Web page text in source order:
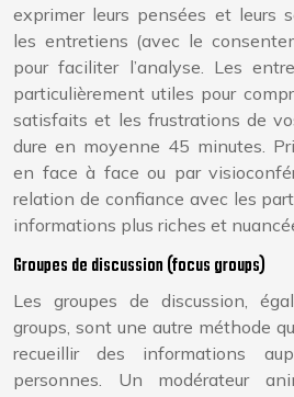
exprimer leurs pensées et leurs
les entretiens (avec le
pour faciliter l’analyse. Les
particulièrement utiles pour
satisfaits et les frustrations de
dure en moyenne 45 minutes.
en face à face ou par
relation de confiance avec les
informations plus riches et
Groupes de discussion (focus groups)
Les groupes de discussion,
groups, sont une autre méthode
recueillir des informations
personnes. Un modérateur